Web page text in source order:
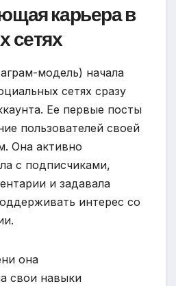
карьера в
сетях
модель) начала
сетях сразу
Ее первые посты
пользователей своей
Она активно
с подписчиками,
и задавала
интерес со
она
свои навыки